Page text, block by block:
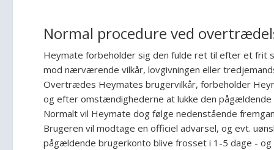
Normal procedure ved
Heymate forbeholder sig den fulde ret til efter et frit
mod nærværende vilkår, lovgivningen eller
Overtrædes Heymates brugervilkår, forbeholder
og efter omstændighederne at lukke den pågældende
Normalt vil Heymate dog følge nedenstående
Brugeren vil modtage en officiel advarsel, og evt.
pågældende brugerkonto blive frosset i 1-5 dage -